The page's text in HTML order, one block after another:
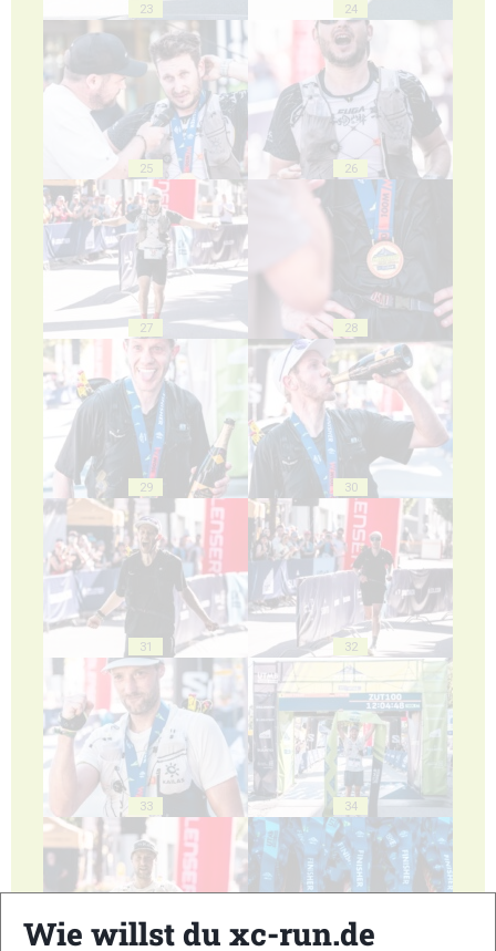
23 24
25 26
27 28
29 30
31 32
33 34
Wie willst du xc-run.de